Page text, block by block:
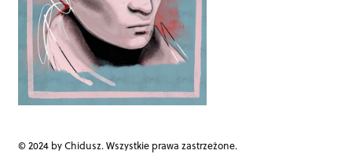
© 2024 by Chidusz. Wszystkie prawa zastrzeżone.